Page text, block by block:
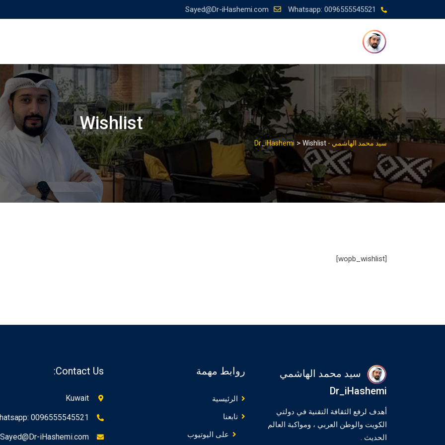
to
Whatsapp: 0096555545521
Sayed@Dr-iHashemi.com
Wishlist
سيد محمد الهاشمي - Dr_iHashemi > Wishlist
[wopb_wishlist]
سيد محمد الهاشمي
Dr_iHashemi
أهدف لرفع الثقافة التقنية في دولتي
الكويت والوطن العربي ، ومواكبة العالم
الحديث .
روابط مهمة
الرئيسية
تابعنا
على اليوتيوب
Contact Us:
Kuwait
0096555545521
Sayed@Dr-iHashemi.com